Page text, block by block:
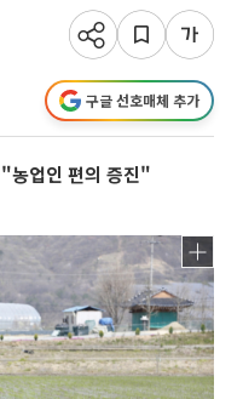
구글 선호매체 추가
농업인 편의 증진"